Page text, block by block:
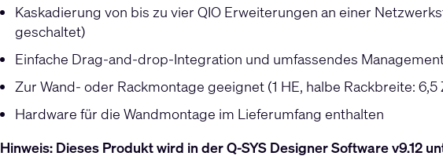
Kaskadierung von bis zu vier QIO Erweiterungen an einer
geschaltet)
Einfache Drag-and-drop-Integration und umfassendes
Zur Wand- oder Rackmontage geeignet (1 HE, halbe Rackbreite: 6,5
Hardware für die Wandmontage im Lieferumfang enthalten
Hinweis: Dieses Produkt wird in der Q-SYS Designer Software v9.12